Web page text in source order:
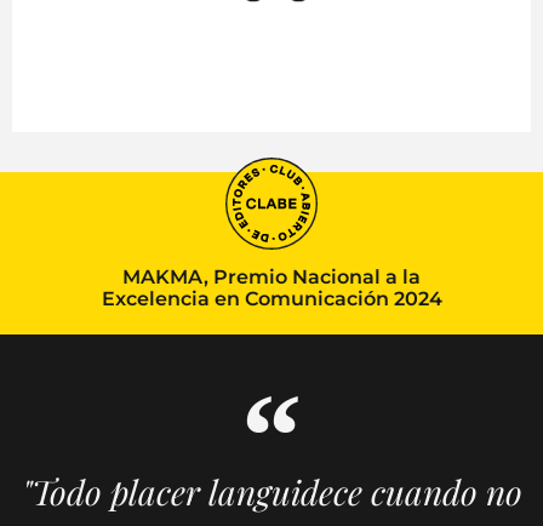
MAKMA, Premio Nacional a la
Excelencia en Comunicación 2024
"Todo placer languidece cuando no